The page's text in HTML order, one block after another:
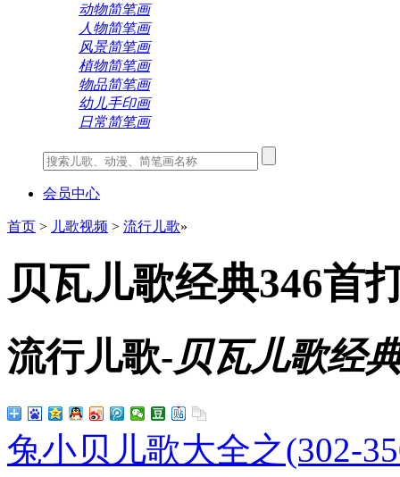
动物简笔画
人物简笔画
风景简笔画
植物简笔画
物品简笔画
幼儿手印画
日常简笔画
会员中心
首页 > 儿歌视频 > 流行儿歌»
贝瓦儿歌经典346首
流行儿歌- 贝瓦儿歌经
兔小贝儿歌大全之(302-